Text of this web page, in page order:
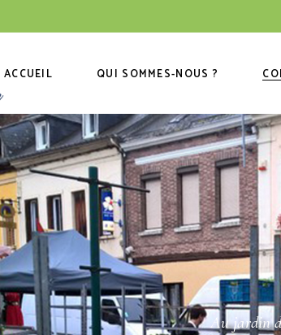
ACCUEIL QUI SOMMES-NOUS ?
Au jardin